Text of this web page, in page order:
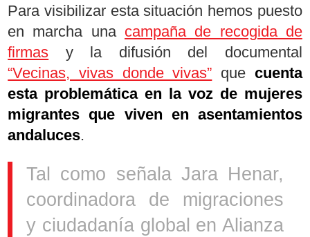
Para visibilizar esta situación hemos puesto
en marcha una campaña de recogida de
firmas y la difusión del documental
“Vecinas, vivas donde vivas” que cuenta
esta problemática en la voz de mujeres
migrantes que viven en asentamientos
andaluces.
Tal como señala Jara Henar,
coordinadora de migraciones
y ciudadanía global en Alianza